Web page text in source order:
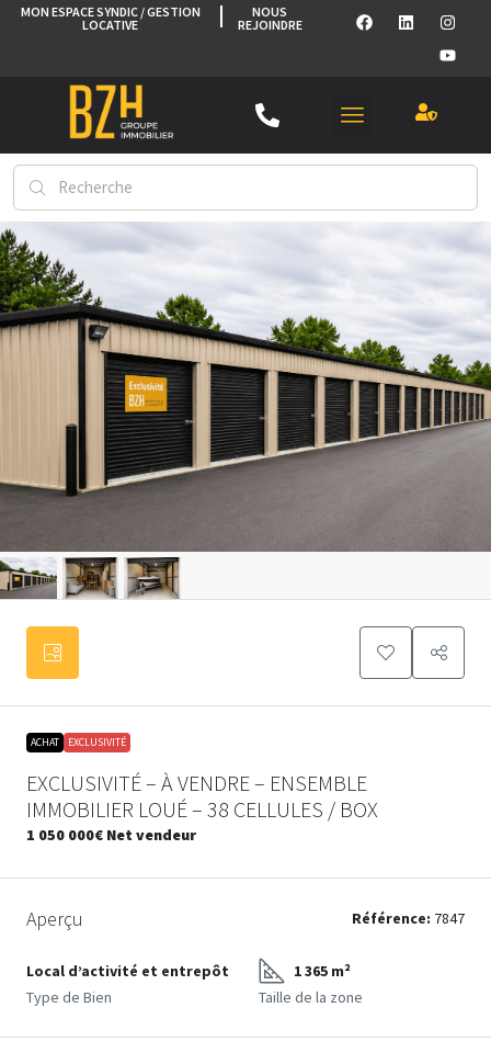
MON ESPACE SYNDIC / GESTION
LOCATIVE
NOUS
REJOINDRE
ACHAT EXCLUSIVITÉ
EXCLUSIVITÉ – À VENDRE – ENSEMBLE
IMMOBILIER LOUÉ – 38 CELLULES / BOX
1 050 000€ Net vendeur
Aperçu Référence: 7847
Local d’activité et entrepôt
Type de Bien
1 365 m²
Taille de la zone